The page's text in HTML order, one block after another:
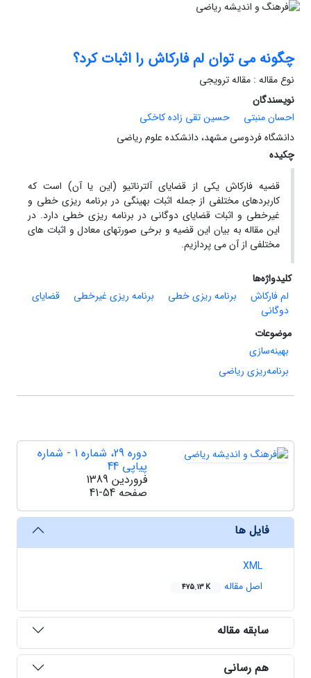
چگونه می توان لم فارکاش را اثبات کرد؟
نوع مقاله : مقاله ترویجی
نویسندگان
احسان منبتی
حسین تقی زاده کاخکی
دانشگاه فردوسی مشهد، دانشکده علوم ریاضی
چکیده
قضیه فارکاش یکی از قضایای آلترناتیو (این یا آن) است که
کاربردهای مختلفی از جمله اثبات بهینگی در برنامه ریزی خطی و
غیرخطی و اثبات قضایای دوگانی در برنامه ریزی خطی دارد. در
این مقاله به بیان این قضیه و برخی صورتهای معادل و اثبات های
مختلفی از آن می پردازیم.
کلیدواژه‌ها
لم فارکاش
برنامه ریزی خطی برنامه ریزی غیرخطی
قضایای
دوگانی
موضوعات
بهینه‌سازی
برنامه‌ریزی ریاضی
دوره 29، شماره 1 - شماره
پیاپی 44
فروردین 1389
صفحه 41-54
فایل ها
XML
اصل مقاله
475.13 K
سابقه مقاله
هم رسانی